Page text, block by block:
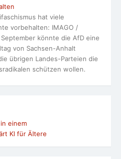
hat viele
vorbehalten: IMAGO /
könnte die AfD eine
von Sachsen-Anhalt
übrigen Landes-Parteien die
schützen wollen.